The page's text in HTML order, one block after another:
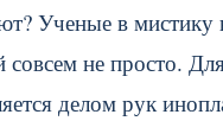
Ученые в
не просто.
делом рук